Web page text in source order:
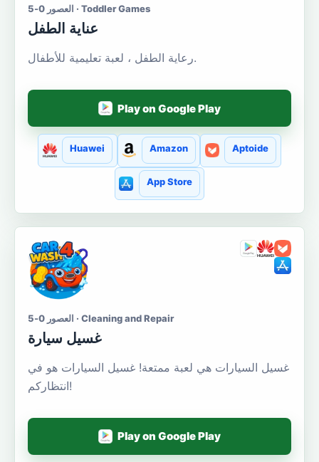
العصور 0-5 · Toddler Games
عناية الطفل
رعاية الطفل ، لعبة تعليمية للأطفال.
Play on Google Play
Huawei Amazon Aptoide
App Store
العصور 0-5 · Cleaning and Repair
غسيل سيارة
غسيل السيارات هي لعبة ممتعة! غسيل السيارات هو في
انتظاركم!
Play on Google Play